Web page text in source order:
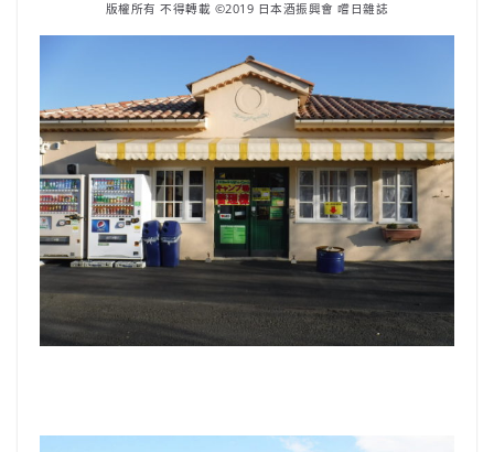
版權所有 不得轉載 ©2019 日本酒振興會 嚐日雜誌